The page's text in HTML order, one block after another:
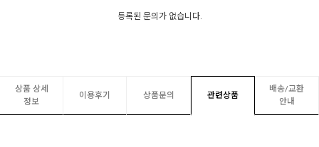
등록된 문의가 없습니다.
상품 상세
정보
이용후기 상품문의 관련상품
배송/교환
안내